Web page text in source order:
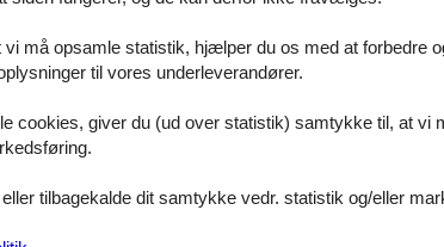
ved Venedig
sukkenes bro og se den smukke bro mellem fængslet
og se nærmere på Markuskirken, kampanilen og
må opsamle statistik, hjælper du os med at forbedre
til vores underleverandører.
cookies, giver du (ud over statistik) samtykke til, at vi
tilbagekalde dit samtykke vedr. statistik og/eller